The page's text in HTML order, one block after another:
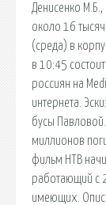
Денисенко М.Б.,
около 16
(среда) в
в 10:45
россиян на
интернета.
бусы
миллионов
фильм НТВ
работающий с
имеющих.